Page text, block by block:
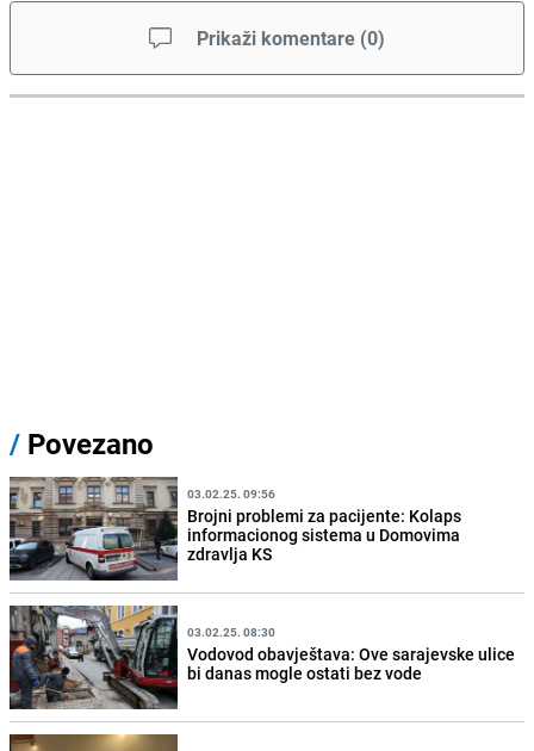
Prikaži komentare (0)
/ Povezano
03.02.25. 09:56
Brojni problemi za pacijente: Kolaps
informacionog sistema u Domovima
zdravlja KS
03.02.25. 08:30
Vodovod obavještava: Ove sarajevske ulice
bi danas mogle ostati bez vode